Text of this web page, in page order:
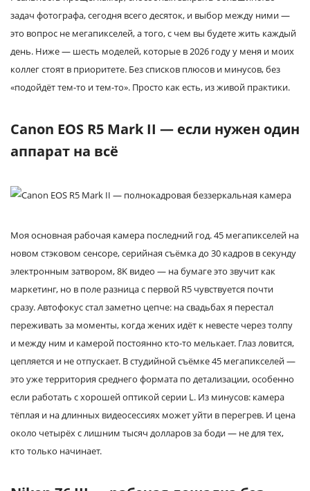
задач фотографа, сегодня всего десяток, и выбор между ними —
это вопрос не мегапикселей, а того, с чем вы будете жить каждый
день. Ниже — шесть моделей, которые в 2026 году у меня и моих
коллег стоят в приоритете. Без списков плюсов и минусов, без
«подойдёт тем-то и тем-то». Просто как есть, из живой практики.
Canon EOS R5 Mark II — если нужен один
аппарат на всё
Моя основная рабочая камера последний год. 45 мегапикселей на
новом стэковом сенсоре, серийная съёмка до 30 кадров в секунду
электронным затвором, 8K видео — на бумаге это звучит как
маркетинг, но в поле разница с первой R5 чувствуется почти
сразу. Автофокус стал заметно цепче: на свадьбах я перестал
переживать за моменты, когда жених идёт к невесте через толпу
и между ним и камерой постоянно кто-то мелькает. Глаз ловится,
цепляется и не отпускает. В студийной съёмке 45 мегапикселей —
это уже территория среднего формата по детализации, особенно
если работать с хорошей оптикой серии L. Из минусов: камера
тёплая и на длинных видеосессиях может уйти в перегрев. И цена
около четырёх с лишним тысяч долларов за боди — не для тех,
кто только начинает.